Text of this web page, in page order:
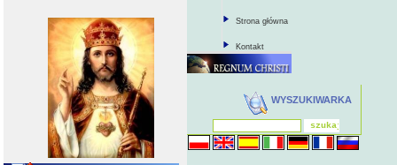
Strona główna
Kontakt
WYSZUKIWARKA